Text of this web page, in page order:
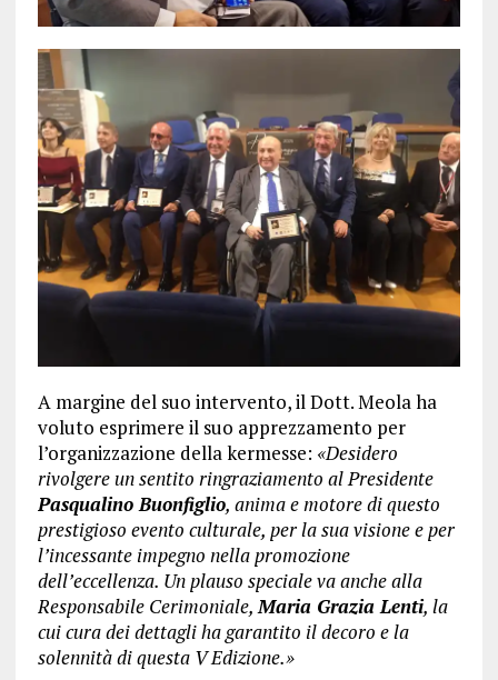
A margine del suo intervento, il Dott. Meola ha
voluto esprimere il suo apprezzamento per
l’organizzazione della kermesse: «Desidero
rivolgere un sentito ringraziamento al Presidente
Pasqualino Buonfiglio, anima e motore di questo
prestigioso evento culturale, per la sua visione e per
l’incessante impegno nella promozione
dell’eccellenza. Un plauso speciale va anche alla
Responsabile Cerimoniale,Maria Grazia Lenti, la
cui cura dei dettagli ha garantito il decoro e la
solennità di questa V Edizione.»